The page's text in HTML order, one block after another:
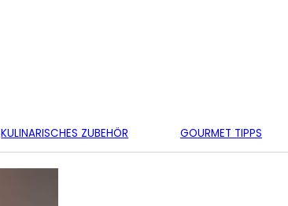
KULINARISCHES ZUBEHÖR GOURMET TIPPS